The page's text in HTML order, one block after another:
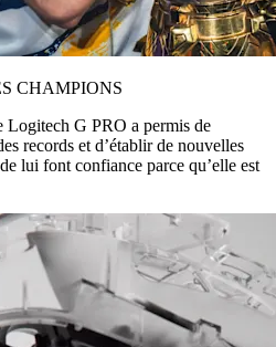
CHAMPIONS
Logitech G PRO a permis de
records et d’établir de nouvelles
lui font confiance parce qu’elle est